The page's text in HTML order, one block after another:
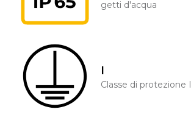
getti d'acqua
I
Classe di protezione I